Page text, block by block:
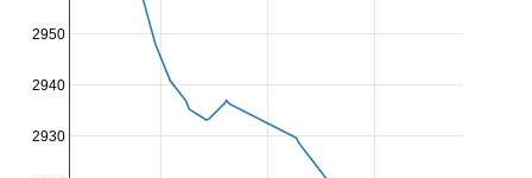
2930
2940
2950